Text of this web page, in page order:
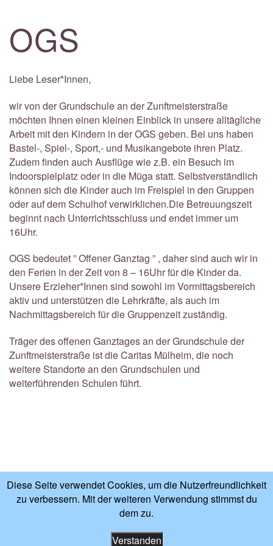
OGS
Liebe Leser*Innen,
wir von der Grundschule an der Zunftmeisterstraße
möchten Ihnen einen kleinen Einblick in unsere alltägliche
Arbeit mit den Kindern in der OGS geben. Bei uns haben
Bastel-, Spiel-, Sport,- und Musikangebote ihren Platz.
Zudem finden auch Ausflüge wie z.B. ein Besuch im
Indoorspielplatz oder in die Müga statt. Selbstverständlich
können sich die Kinder auch im Freispiel in den Gruppen
oder auf dem Schulhof verwirklichen.Die Betreuungszeit
beginnt nach Unterrichtsschluss und endet immer um
16Uhr.
OGS bedeutet ” Offener Ganztag ” , daher sind auch wir in
den Ferien in der Zeit von 8 – 16Uhr für die Kinder da.
Unsere Erzieher*Innen sind sowohl im Vormittagsbereich
aktiv und unterstützen die Lehrkräfte, als auch im
Nachmittagsbereich für die Gruppenzeit zuständig.
Träger des offenen Ganztages an der Grundschule der
Zunftmeisterstraße ist die Caritas Mülheim, die noch
weitere Standorte an den Grundschulen und
weiterführenden Schulen führt.
Diese Seite verwendet Cookies, um die Nutzerfreundlichkeit
zu verbessern. Mit der weiteren Verwendung stimmst du
dem zu.
Verstanden